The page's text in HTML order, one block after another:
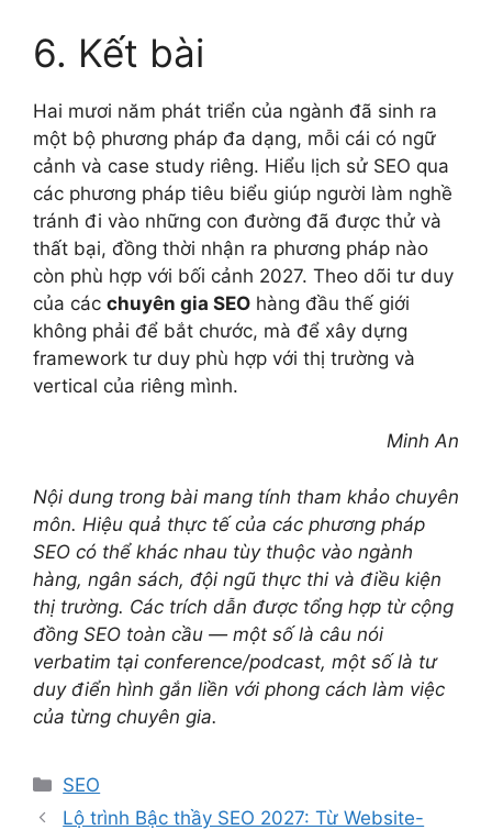
6. Kết bài
Hai mươi năm phát triển của ngành đã sinh ra
một bộ phương pháp đa dạng, mỗi cái có ngữ
cảnh và case study riêng. Hiểu lịch sử SEO qua
các phương pháp tiêu biểu giúp người làm nghề
tránh đi vào những con đường đã được thử và
thất bại, đồng thời nhận ra phương pháp nào
còn phù hợp với bối cảnh 2027. Theo dõi tư duy
của các chuyên gia SEO hàng đầu thế giới
không phải để bắt chước, mà để xây dựng
framework tư duy phù hợp với thị trường và
vertical của riêng mình.
Minh An
Nội dung trong bài mang tính tham khảo chuyên
môn. Hiệu quả thực tế của các phương pháp
SEO có thể khác nhau tùy thuộc vào ngành
hàng, ngân sách, đội ngũ thực thi và điều kiện
thị trường. Các trích dẫn được tổng hợp từ cộng
đồng SEO toàn cầu — một số là câu nói
verbatim tại conference/podcast, một số là tư
duy điển hình gắn liền với phong cách làm việc
của từng chuyên gia.
Danh
mục
SEO
Lộ trình Bậc thầy SEO 2027: Từ Website-